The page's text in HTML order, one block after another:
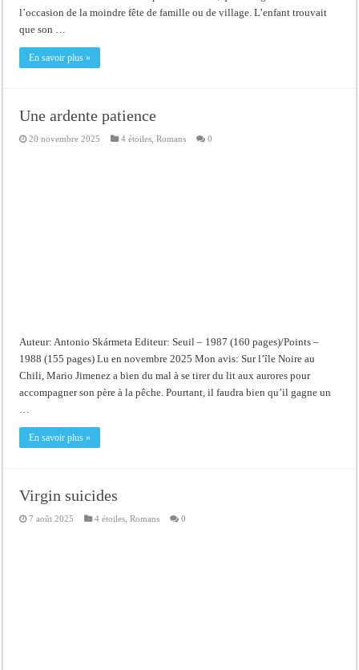
l’occasion de la moindre fête de famille ou de village. L’enfant trouvait
que son …
En savoir plus »
Une ardente patience
20 novembre 2025 4 étoiles ,Romans 0
Auteur: Antonio Skármeta Editeur: Seuil – 1987 (160 pages)/Points –
1988 (155 pages) Lu en novembre 2025 Mon avis: Sur l’île Noire au
Chili, Mario Jimenez a bien du mal à se tirer du lit aux aurores pour
accompagner son père à la pêche. Pourtant, il faudra bien qu’il gagne un
…
En savoir plus »
Virgin suicides
7 août 2025 4 étoiles ,Romans 0